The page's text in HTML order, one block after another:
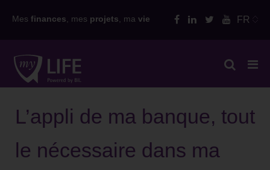
to
Mes finances , mes projets , ma vie FR
L’appli de ma banque, tout
le nécessaire dans ma